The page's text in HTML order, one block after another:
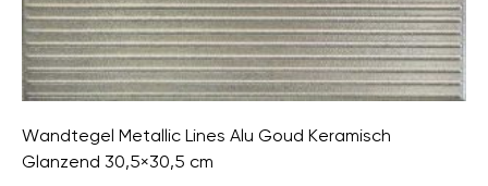
Wandtegel Metallic Lines Alu Goud Keramisch
Glanzend 30,5×30,5 cm